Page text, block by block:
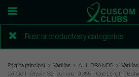
Página principal Varillas ALL BRANDS Varillas
LA Golf - Bryson Series Irons - 0.355" - One Length - 6